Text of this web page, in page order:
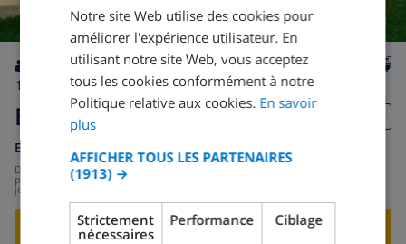
privée wifi 5
Brisa Playa
Espagne
par
jour 995,41 $US
VOIR CETTE VILLA
DUTCH
SPANISH
GERMAN
DANISH
Notre site Web utilise des cookies pour
améliorer l'expérience utilisateur. En
utilisant notre site Web, vous acceptez
tous les cookies conformément à notre
Politique relative aux cookies. En savoir
plus
AFFICHER TOUS LES PARTENAIRES
(1913) →
Strictement
nécessaires
Performance Ciblage